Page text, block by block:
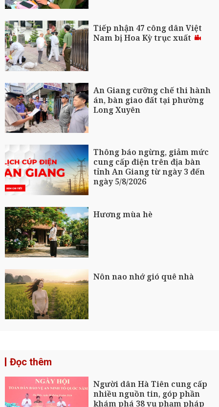
Tiếp nhận 47 công dân Việt
Nam bị Hoa Kỳ trục xuất
An Giang cưỡng chế thi hành
án, bàn giao đất tại phường
Long Xuyên
Thông báo ngừng, giảm mức
cung cấp điện trên địa bàn
tỉnh An Giang từ ngày 3 đến
ngày 5/8/2026
Hương mùa hè
Nôn nao nhớ gió quê nhà
Đọc thêm
Người dân Hà Tiên cung cấp
nhiều nguồn tin, góp phần
khám phá 38 vụ phạm pháp